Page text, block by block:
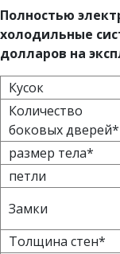
Полностью
холодильные
долларов на
Кусок
Количество
боковых дверей*
размер тела*
петли
Замки
Толщина стен*